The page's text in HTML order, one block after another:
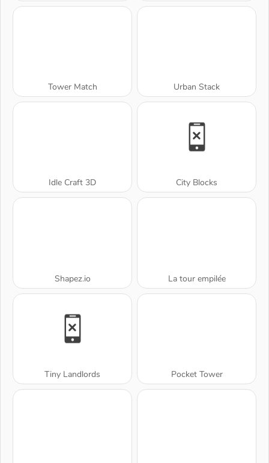
Tower Match Urban Stack
Idle Craft 3D City Blocks
Shapez.io La tour empilée
Tiny Landlords Pocket Tower